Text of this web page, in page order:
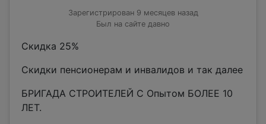
Зарегистрирован 9 месяцев назад
Был на сайте давно
Скидка 25%
Скидки пенсионерам и инвалидов и так далее
БРИГАДА СТРОИТЕЛЕЙ С Опытом БОЛЕЕ 10
ЛЕТ.